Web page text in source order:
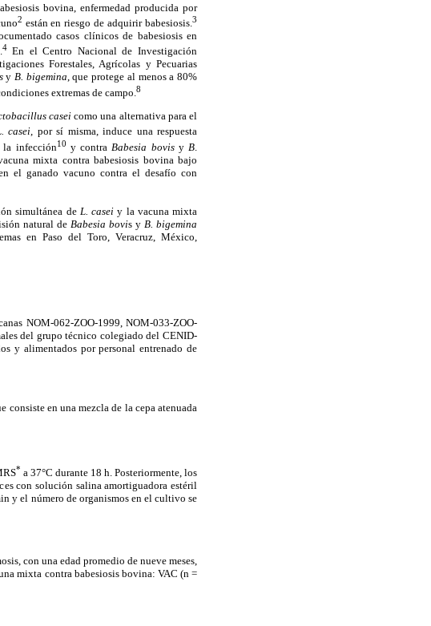
bovina, enfermedad producida por
2 están en riesgo de adquirir babesiosis.3
casos clínicos de babesiosis en
4En el Centro Nacional de Investigación
Forestales, Agrícolas y Pecuarias
yB. bigemina, que protege al menos a 80%
extremas de campo. 8
caseicomo una alternativa para el
casei, por sí misma, induce una respuesta
la infección10 y contra Babesia bovisy B
mixta contra babesiosis bovina bajo
el ganado vacuno contra el desafío con
simultánea de L. casei y la vacuna mixta
natural de Babesia bovis y B. bigemina
en Paso del Toro, Veracruz, México,
NOM-062-ZOO-1999, NOM-033-ZOO-
del grupo técnico colegiado del CENID-
y alimentados por personal entrenado de
en una mezcla de la cepa atenuada
* a 37°C durante 18 h. Posteriormente, los
con solución salina amortiguadora estéril
y el número de organismos en el cultivo se
con una edad promedio de nueve meses,
mixta contra babesiosis bovina: VAC (n =